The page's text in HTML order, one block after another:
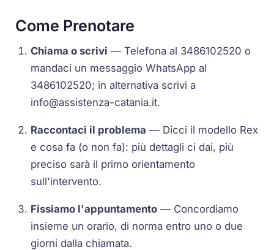
Come Prenotare
Chiama o scrivi — Telefona al 3486102520 o
mandaci un messaggio WhatsApp al
3486102520; in alternativa scrivi a
info@assistenza-catania.it.
Raccontaci il problema — Dicci il modello Rex
e cosa fa (o non fa): più dettagli ci dai, più
preciso sarà il primo orientamento
sull'intervento.
Fissiamo l'appuntamento — Concordiamo
insieme un orario, di norma entro uno o due
giorni dalla chiamata.